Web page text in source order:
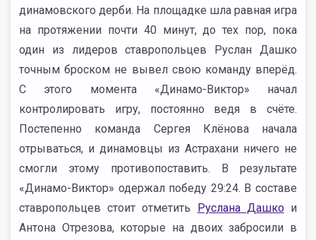
динамовского дерби. На площадке шла равная игра
на протяжении почти 40 минут, до тех пор, пока
один из лидеров ставропольцев Руслан Дашко
точным броском не вывел свою команду вперёд.
С этого момента «Динамо-Виктор» начал
контролировать игру, постоянно ведя в счёте.
Постепенно команда Сергея Клёнова начала
отрываться, и динамовцы из Астрахани ничего не
смогли этому противопоставить. В результате
«Динамо-Виктор» одержал победу 29:24. В составе
ставропольцев стоит отметить Руслана Дашкои
Антона Отрезова, которые на двоих забросили в